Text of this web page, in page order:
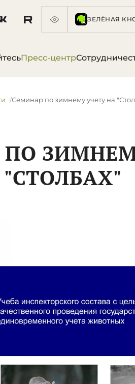
ЗЕЛЁНАЯ
Пресс-центр
Семинар по зимнему учету на